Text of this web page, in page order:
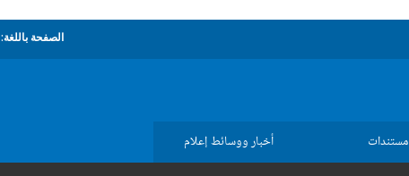
الصفحة باللغة:
مستندات أخبار ووسائط إعلام